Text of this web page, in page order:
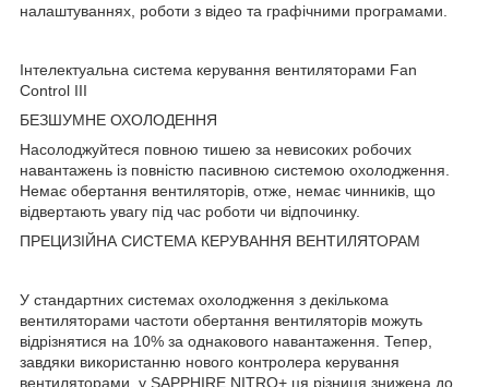
налаштуваннях, роботи з відео та графічними програмами.
Інтелектуальна система керування вентиляторами Fan
Control III
БЕЗШУМНЕ ОХОЛОДЕННЯ
Насолоджуйтеся повною тишею за невисоких робочих
навантажень із повністю пасивною системою охолодження.
Немає обертання вентиляторів, отже, немає чинників, що
відвертають увагу під час роботи чи відпочинку.
ПРЕЦИЗІЙНА СИСТЕМА КЕРУВАННЯ ВЕНТИЛЯТОРАМ
У стандартних системах охолодження з декількома
вентиляторами частоти обертання вентиляторів можуть
відрізнятися на 10% за однакового навантаження. Тепер,
завдяки використанню нового контролера керування
вентиляторами, у SAPPHIRE NITRO+ ця різниця знижена до